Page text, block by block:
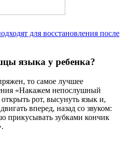
для восстановления после
языка у ребенка?
то самое лучшее
«Накажем непослушный
рот, высунуть язык и,
вперед, назад со звуком:
прикусывать зубками кончик